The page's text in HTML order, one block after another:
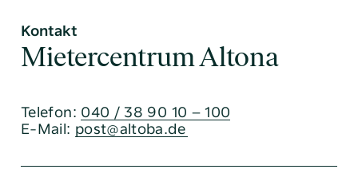
Kontakt
Mietercentrum Altona
Telefon: 040 / 38 90 10 – 100
E-Mail: post@altoba.de